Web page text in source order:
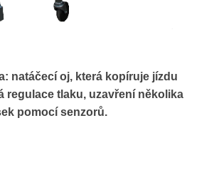
natáčecí oj, která kopíruje jízdu
regulace tlaku, uzavření několika
pomocí senzorů.